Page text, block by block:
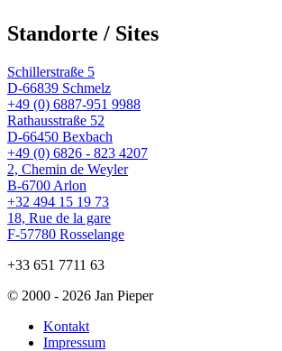
wingtsun.arlon
auf
anzeigen
Standorte / Sites
Schillerstraße 5
D-66839 Schmelz
+49 (0) 6887-951 9988
Rathausstraße 52
D-66450 Bexbach
+49 (0) 6826 - 823 4207
2, Chemin de Weyler
B-6700 Arlon
+32 494 15 19 73
18, Rue de la gare
F-57780 Rosselange
+33 651 7711 63
© 2000 - 2026 Jan Pieper
Kontakt
Impressum